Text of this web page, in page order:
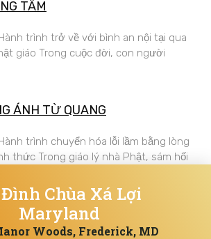
TÂM
trình trở về với bình an nội tại qua
giáo Trong cuộc đời, con người
ÁNH TỪ QUANG
trình chuyển hóa lỗi lầm bằng lòng
thức Trong giáo lý nhà Phật, sám hối
Chùa Xá Lợi
Maryland
Woods, Frederick, MD